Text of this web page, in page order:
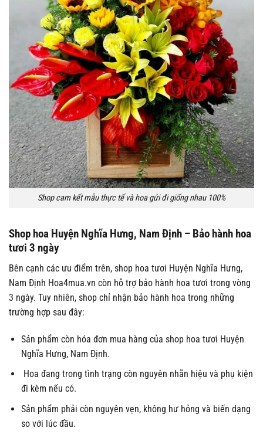
Shop cam kết mẫu thực tế và hoa gửi đi giống nhau 100%
Shop hoa Huyện Nghĩa Hưng, Nam Định – Bảo hành hoa
tươi 3 ngày
Bên cạnh các ưu điểm trên, shop hoa tươi Huyện Nghĩa Hưng,
Nam Định Hoa4mua.vn còn hỗ trợ bảo hành hoa tươi trong vòng
3 ngày. Tuy nhiên, shop chỉ nhận bảo hành hoa trong những
trường hợp sau đây:
Sản phẩm còn hóa đơn mua hàng của shop hoa tươi Huyện
Nghĩa Hưng, Nam Định.
Hoa đang trong tình trạng còn nguyên nhãn hiệu và phụ kiện
đi kèm nếu có.
Sản phẩm phải còn nguyên vẹn, không hư hỏng và biến dạng
so với lúc đầu.